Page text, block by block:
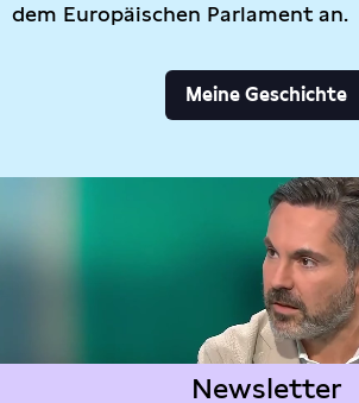
dem Europäischen Parlament an.
Meine Geschichte
Newsletter